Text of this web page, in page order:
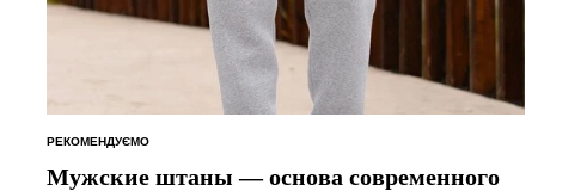
ОПУБЛІКУВАТИ
РЕКОМЕНДУЄМО
Мужские штаны — основа современного